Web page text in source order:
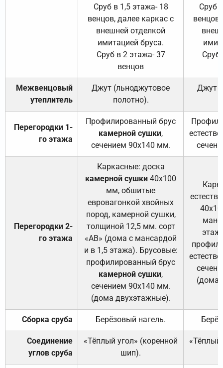
Сруб в 1,5 этажа- 18
венцов, далее каркас с
внешней отделкой
имитацией бруса.
Сруб в 2 этажа- 37
венцов
Сруб
Сруб
Межвенцовый
утеплитель
Джут (льноджутовое
полотно).
Джут
Перегородки 1-
го этажа
Профилированный брус
камерной сушки,
сечением 90х140 мм.
Перегородки 2-
го этажа
Каркасные: доска
камерной сушки 40х100
мм, обшитые
евровагонкой хвойных
пород, камерной сушки,
толщиной 12,5 мм. сорт
«АВ» (дома с мансардой
и в 1,5 этажа). Брусовые:
профилированный брус
камерной сушки,
сечением 90х140 мм.
(дома двухэтажные).
(дома
Сборка сруба Берёзовый нагель.
Соединение
углов сруба
«Тёплый угол» (коренной
шип).
«Тёплый